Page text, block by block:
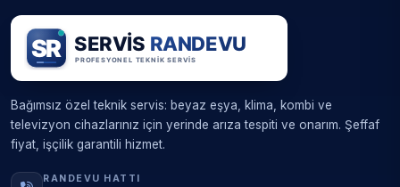
Bağımsız özel teknik servis: beyaz eşya, klima, kombi ve
televizyon cihazlarınız için yerinde arıza tespiti ve onarım. Şeffaf
fiyat, işçilik garantili hizmet.
RANDEVU HATTI